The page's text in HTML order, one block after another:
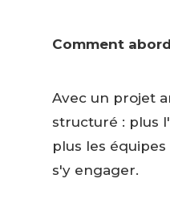
Comment
Avec un projet
structuré : plus
plus les
s'y engager.